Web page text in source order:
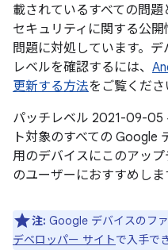
載されているすべての問
セキュリティに関する公
問題に対処しています。
レベルを確認するには、
更新する方法をご覧くださ
パッチレベル 2021-09-05
ト対象のすべての Google
用のデバイスにこのアッ
のユーザーにおすすめしま
注: Google デバイスのフ
デベロッパー サイトで入手で